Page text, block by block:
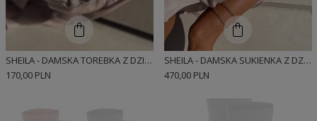
SHEILA - DAMSKA TOREBKA Z DZIANINY ZE ZDOBIENIEM I ZŁOTYM ŁAŃCUSZKIEM 'JOSE'
170,00 PLN
SHEILA - DAMSKA SUKIENKA Z DZIANINY Z EFEKTOWNYM ZDOBIENIEM BEŻOWA 'JOSEFA'
470,00 PLN